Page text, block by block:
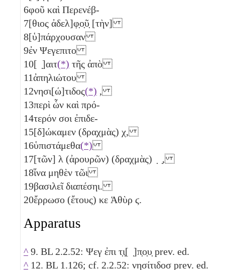
6φοῦ καὶ Περενέβ-
7[θιος ἀδελ]φ̣ο̣ῦ̣ [τὴν]
8[ὑ]πάρχουσαν
9ἐν Ψεγεπιτο
10[ ̣]αιτ(*) τῆς ἀπὸ
11ἀπηλιώτου
12νησι[ώ]τιδος(*) ,
13περὶ ὧν καὶ πρό-
14τερόν σοι ἐπιδε-
15[δ]ώκαμεν (δραχμὰς) χ,
16ὑπιστάμεθα(*)
17[τῶν] λ (ἀρουρῶν) (δραχμὰς) ̣ ̣,
18ἵνα μηθὲν τῶι
19βασιλεῖ διαπέσηι.
20ἔρρωσο (ἔτους) κε Ἁθὺρ ϛ.
Apparatus
^ 9. BL 2.2.52: Ψεγ ἐπι τ̣ι̣[ ̣]π̣ο̣υ̣ prev. ed.
^ 12. BL 1.126; cf. 2.2.52: νησίτιδοσ prev. ed.